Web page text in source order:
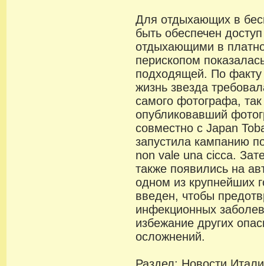
Для отдыхающих в
быть обеспечен
отдыхающими в
перископом
подходящей. По
жизнь звезда
самого фотографа,
опубликовавший
совместно с Japan
запустила кампанию
non vale una cicca.
также появились на
одном из крупнейших
введен, чтобы
инфекционных
избежание других
осложнений.